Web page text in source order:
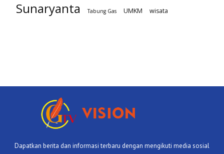
Sunaryanta Tabung Gas UMKM wisata
Dapatkan berita dan informasi terbaru dengan mengikuti media sosial